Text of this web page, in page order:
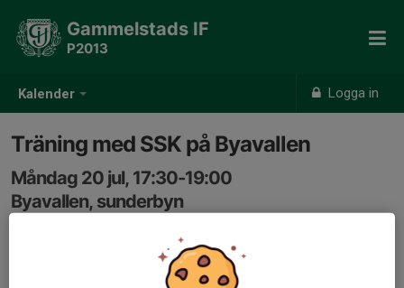
Kalender Logga in
Gammelstads IF
P2013
Träning med SSK på Byavallen
Måndag 20 jul, 17:30-19:00
Byavallen, sunderbyn